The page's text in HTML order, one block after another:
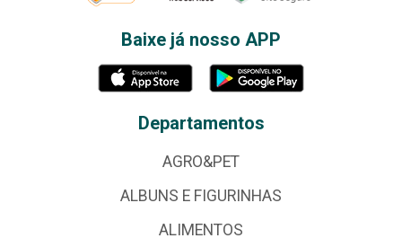
Baixe já nosso APP
Departamentos
AGRO&PET
ALBUNS E FIGURINHAS
ALIMENTOS